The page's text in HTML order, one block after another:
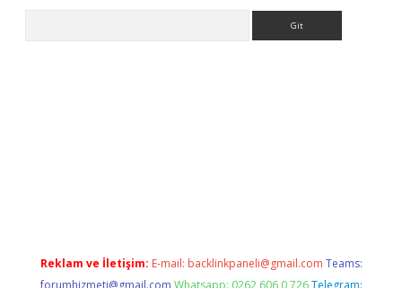
Reklam ve İletişim: E-mail: backlinkpaneli@gmail.com Teams:
forumhizmeti@gmail.com Whatsapp: 0262 606 0 726 Telegram: